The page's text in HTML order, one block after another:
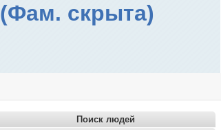
скрыта)
Поиск людей